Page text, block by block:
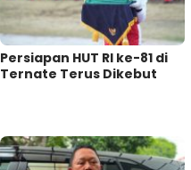
Persiapan HUT RI ke-81 di
Ternate Terus Dikebut